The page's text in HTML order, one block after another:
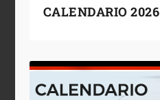
CALENDARIO 2026